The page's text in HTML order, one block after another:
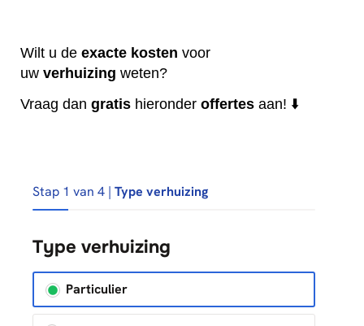
Wilt u de exacte kosten voor
uw verhuizing weten?
Vraag dan gratis hieronder offertes aan! ⬇️